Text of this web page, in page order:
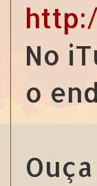
No
o